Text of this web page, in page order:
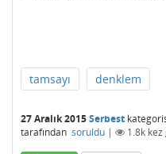
tamsayı denklem
27 Aralık 2015Serbest
tarafından soruldu | 1.8k